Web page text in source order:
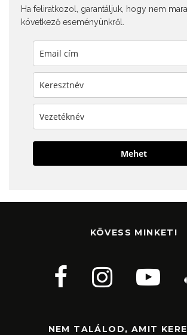
Ha feliratkozol, garantáljuk, hogy nem
következő eseményünkről.
Mehet
KÖVESS MINKET!
NEM TALÁLOD, AMIT